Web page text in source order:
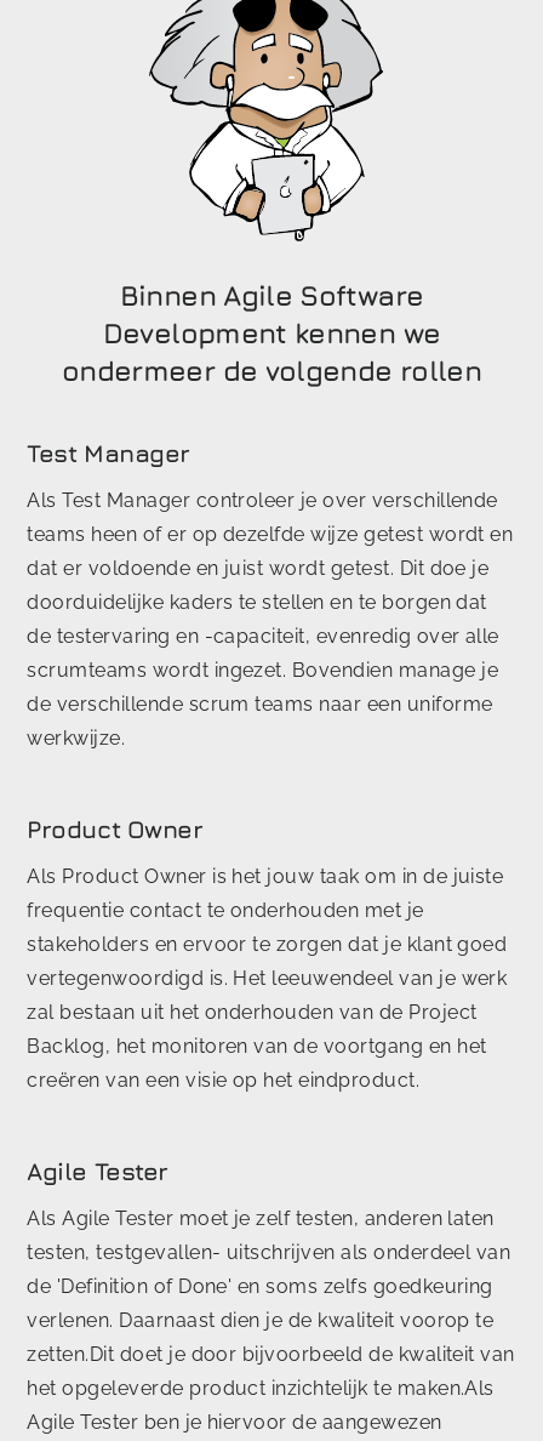
Binnen Agile Software
Development kennen we
ondermeer de volgende rollen
Test Manager
Als Test Manager controleer je over verschillende
teams heen of er op dezelfde wijze getest wordt en
dat er voldoende en juist wordt getest. Dit doe je
doorduidelijke kaders te stellen en te borgen dat
de testervaring en -capaciteit, evenredig over alle
scrumteams wordt ingezet. Bovendien manage je
de verschillende scrum teams naar een uniforme
werkwijze.
Product Owner
Als Product Owner is het jouw taak om in de juiste
frequentie contact te onderhouden met je
stakeholders en ervoor te zorgen dat je klant goed
vertegenwoordigd is. Het leeuwendeel van je werk
zal bestaan uit het onderhouden van de Project
Backlog, het monitoren van de voortgang en het
creëren van een visie op het eindproduct.
Agile Tester
Als Agile Tester moet je zelf testen, anderen laten
testen, testgevallen- uitschrijven als onderdeel van
de 'Definition of Done' en soms zelfs goedkeuring
verlenen. Daarnaast dien je de kwaliteit voorop te
zetten.Dit doet je door bijvoorbeeld de kwaliteit van
het opgeleverde product inzichtelijk te maken.Als
Agile Tester ben je hiervoor de aangewezen